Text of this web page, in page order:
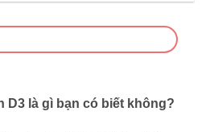
D3 là gì bạn có biết không?